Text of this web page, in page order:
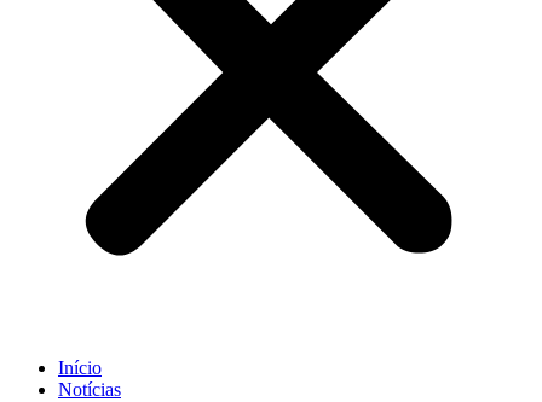
Início
Notícias